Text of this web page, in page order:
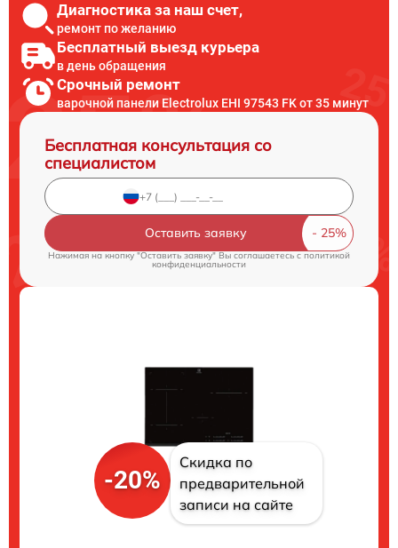
Диагностика за наш счет,
ремонт по желанию
Бесплатный выезд курьера
в день обращения
Срочный ремонт
варочной панели Electrolux EHI 97543 FK от 35 минут
Бесплатная консультация со
специалистом
Оставить заявку
Нажимая на кнопку "Оставить заявку" Вы соглашаетесь c политикой
конфиденциальности
-20%
Скидка по
предварительной
записи на сайте